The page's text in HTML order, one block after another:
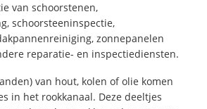
van schoorstenen,
schoorsteeninspectie,
zonnepanelen
reparatie- en inspectiediensten.
van hout, kolen of olie komen
in het rookkanaal. Deze deeltjes